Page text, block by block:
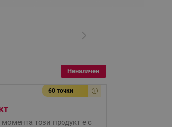
Неналичен
60 точки
този продукт е с